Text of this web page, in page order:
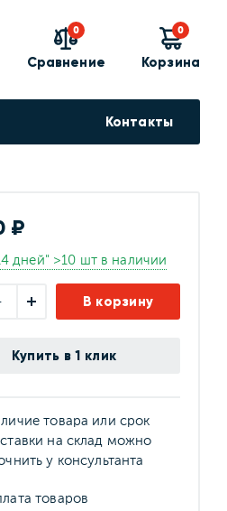
0
Сравнение
0
Корзина
Контакты
₽
дней" >10 шт в наличии
В корзину
Купить в 1 клик
товара или срок
на склад можно
у консультанта
товаров